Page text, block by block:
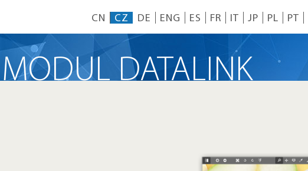
CN CZ DE ENG ES FR IT JP PL PT
DATALINK